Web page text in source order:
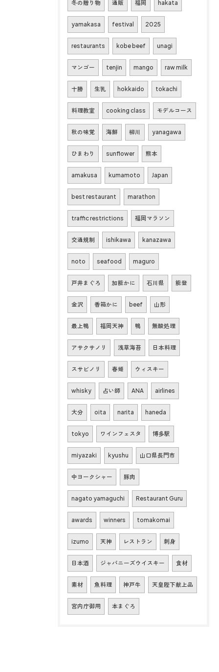
冬の贈り物 通販 福岡 hakata
yamakasa festival 2025
restaurants kobe beef unagi
マンゴー tenjin mango raw milk
十勝 生乳 hokkaido tokachi
料理教室 cooking class モデルコース
秋の味覚 海鮮 柳川 yanagawa
ひまわり sunflower 熊本
amakusa kumamoto Japan
best restaurant marathon
traffic restrictions 福岡マラソン
交通規制 ishikawa kanazawa
noto seafood maguro
戸井まぐろ 加能かに 石川県 能登
金沢 香箱かに beef 山形
最上鴨 福岡天神 鴨 無酸処理
アサクサノリ 浅草海苔 日本料理
スサビノリ 春姫 ウィスキー
whisky 占い師 ANA airlines
大分 oita narita haneda
tokyo ワインフェスタ 博多駅
miyazaki kyushu 山口県長門市
中ヨークシャー 豚肉
nagato yamaguchi Restaurant Guru
awards winners tomakomai
izumo 天神 レストラン 刺身
日本酒 ジャパニーズウイスキー 食材
素材 魚料理 神戸牛 天皇陛下献上品
宮内庁御用 本まぐろ